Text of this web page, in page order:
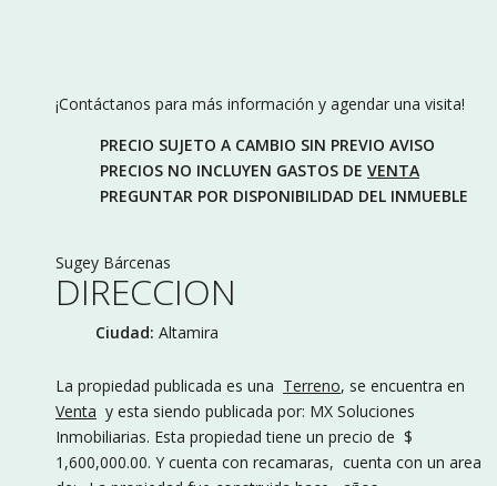
¡Contáctanos para más información y agendar una visita!
PRECIO SUJETO A CAMBIO SIN PREVIO AVISO
PRECIOS NO INCLUYEN GASTOS DE VENTA
PREGUNTAR POR DISPONIBILIDAD DEL INMUEBLE
Sugey Bárcenas
DIRECCION
Ciudad:Altamira
La propiedad publicada es una Terreno, se encuentra en
Venta y esta siendo publicada por: MX Soluciones
Inmobiliarias. Esta propiedad tiene un precio de $
1,600,000.00. Y cuenta con recamaras, cuenta con un area